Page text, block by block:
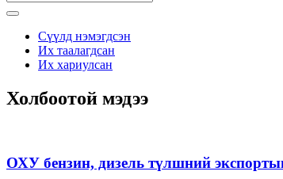
Сүүлд нэмэгдсэн
Их таалагдсан
Их хариулсан
Холбоотой мэдээ
ОХУ бензин, дизель түлшний